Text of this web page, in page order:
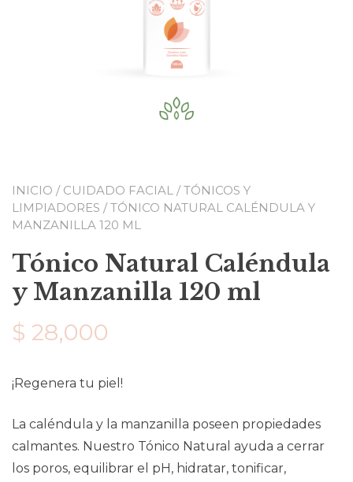
INICIO / CUIDADO FACIAL /TÓNICOS Y
LIMPIADORES / TÓNICO NATURAL CALÉNDULA Y
MANZANILLA 120 ML
Tónico Natural Caléndula
y Manzanilla 120 ml
$ 28,000
¡Regenera tu piel!
La caléndula y la manzanilla poseen propiedades
calmantes. Nuestro Tónico Natural ayuda a cerrar
los poros, equilibrar el pH, hidratar, tonificar,